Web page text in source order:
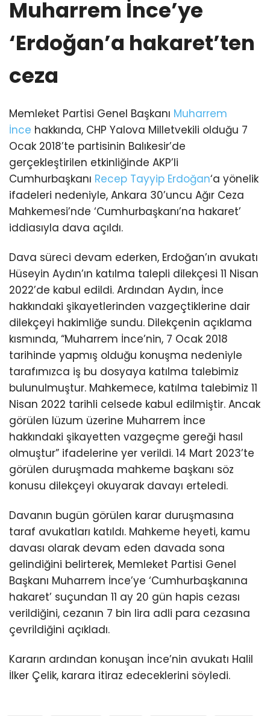
Muharrem İnce’ye
‘Erdoğan’a hakaret’ten
ceza
Memleket Partisi Genel Başkanı Muharrem
İnce hakkında, CHP Yalova Milletvekili olduğu 7
Ocak 2018’te partisinin Balıkesir’de
gerçekleştirilen etkinliğinde AKP’li
Cumhurbaşkanı Recep Tayyip Erdoğan‘a yönelik
ifadeleri nedeniyle, Ankara 30’uncu Ağır Ceza
Mahkemesi’nde ‘Cumhurbaşkanı’na hakaret’
iddiasıyla dava açıldı.
Dava süreci devam ederken, Erdoğan’ın avukatı
Hüseyin Aydın’ın katılma talepli dilekçesi 11 Nisan
2022’de kabul edildi. Ardından Aydın, İnce
hakkındaki şikayetlerinden vazgeçtiklerine dair
dilekçeyi hakimliğe sundu. Dilekçenin açıklama
kısmında, “Muharrem İnce’nin, 7 Ocak 2018
tarihinde yapmış olduğu konuşma nedeniyle
tarafımızca iş bu dosyaya katılma talebimiz
bulunulmuştur. Mahkemece, katılma talebimiz 11
Nisan 2022 tarihli celsede kabul edilmiştir. Ancak
görülen lüzum üzerine Muharrem İnce
hakkındaki şikayetten vazgeçme gereği hasıl
olmuştur” ifadelerine yer verildi. 14 Mart 2023’te
görülen duruşmada mahkeme başkanı söz
konusu dilekçeyi okuyarak davayı erteledi.
Davanın bugün görülen karar duruşmasına
taraf avukatları katıldı. Mahkeme heyeti, kamu
davası olarak devam eden davada sona
gelindiğini belirterek, Memleket Partisi Genel
Başkanı Muharrem İnce’ye ‘Cumhurbaşkanına
hakaret’ suçundan 11 ay 20 gün hapis cezası
verildiğini, cezanın 7 bin lira adli para cezasına
çevrildiğini açıkladı.
Kararın ardından konuşan İnce’nin avukatı Halil
İlker Çelik, karara itiraz edeceklerini söyledi.